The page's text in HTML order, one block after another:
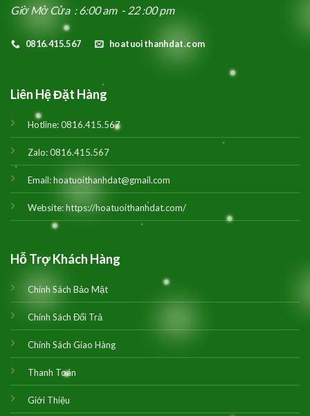
Giờ Mở Cửa : 6:00 am - 22 :00 pm
0816.415.567 hoatuoithanhdat.com
Liên Hệ Đặt Hàng
Hotline:0816.415.567
Zalo:0816.415.567
Email:hoatuoithanhdat@gmail.com
Website:https://hoatuoithanhdat.com/
Hỗ Trợ Khách Hàng
Chính Sách Bảo Mật
Chính Sách Đổi Trả
Chính Sách Giao Hàng
Thanh Toán
Giới Thiệu